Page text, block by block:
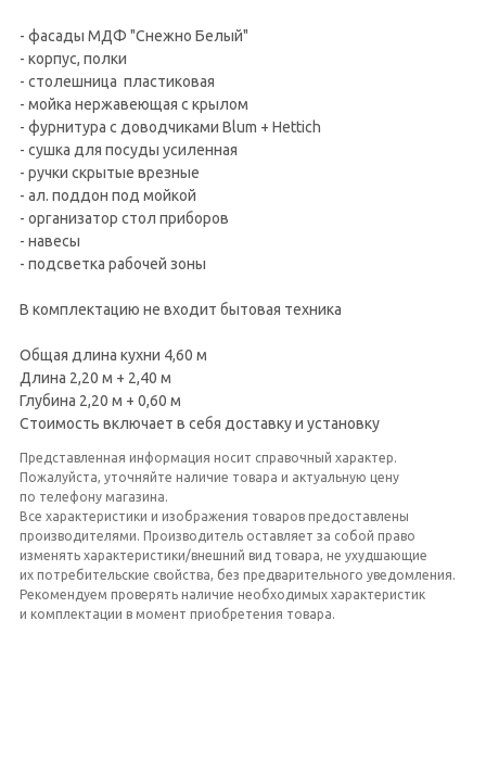
- фасады МДФ "Снежно Белый"
- корпус, полки
- столешница пластиковая
- мойка нержавеющая с крылом
- фурнитура с доводчиками Blum + Hettich
- сушка для посуды усиленная
- ручки скрытые врезные
- ал. поддон под мойкой
- организатор стол приборов
- навесы
- подсветка рабочей зоны
В комплектацию не входит бытовая техника
Общая длина кухни 4,60 м
Длина 2,20 м + 2,40 м
Глубина 2,20 м + 0,60 м
Стоимость включает в себя доставку и установку
Представленная информация носит справочный характер.
Пожалуйста, уточняйте наличие товара и актуальную цену
по телефону магазина.
Все характеристики и изображения товаров предоставлены
производителями. Производитель оставляет за собой право
изменять характеристики/внешний вид товара, не ухудшающие
их потребительские свойства, без предварительного уведомления.
Рекомендуем проверять наличие необходимых характеристик
и комплектации в момент приобретения товара.